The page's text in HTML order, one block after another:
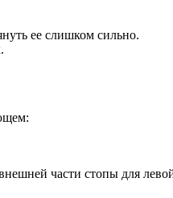
ее слишком сильно.
части стопы для